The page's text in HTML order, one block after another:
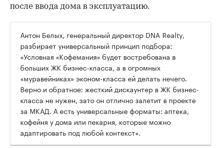
после ввода дома в эксплуатацию.
Антон Белых, генеральный директор DNA Realty,
разбирает универсальный принцип подбора:
«Условная «Кофемания» будет востребована в
больших ЖК бизнес-класса, а в огромных
«муравейниках» эконом-класса ей делать нечего.
Верно и обратное: жесткий дискаунтер в ЖК бизнес-
класса не нужен, зато он отлично залетит в проекте
за МКАД. А есть универсальные форматы: аптека,
кофейня у дома или пекарня, которые можно
адаптировать под любой контекст».